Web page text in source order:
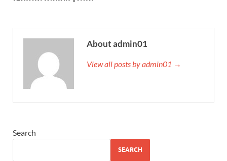
About admin01
View all posts by admin01 →
Search
SEARCH